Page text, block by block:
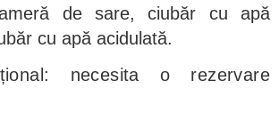
de sare, ciubăr cu apă
cu apă acidulată.
necesita o rezervare